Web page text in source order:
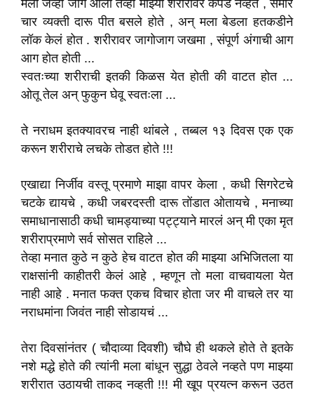
मला जेव्हा जाग आली तेव्हा माझ्या शरीरावर कपडे नव्हते , समोर
चार व्यक्ती दारू पीत बसले होते , अन् मला बेडला हतकडीने
लॉक केलं होत . शरीरावर जागोजाग जखमा , संपूर्ण अंगाची आग
आग होत होती ...
स्वतःच्या शरीराची इतकी किळस येत होती की वाटत होत ...
ओतू तेल अन् फुकुन घेवू स्वतःला ...
ते नराधम इतक्यावरच नाही थांबले , तब्बल १३ दिवस एक एक
करून शरीराचे लचके तोडत होते !!!
एखाद्या निर्जीव वस्तू प्रमाणे माझा वापर केला , कधी सिगरेटचे
चटके द्यायचे , कधी जबरदस्ती दारू तोंडात ओतायचे , मनाच्या
समाधानासाठी कधी चामड्याच्या पट्ट्याने मारलं अन् मी एका मृत
शरीराप्रमाणे सर्व सोसत राहिले ...
तेव्हा मनात कुठे न कुठे हेच वाटत होत की माझ्या अभिजितला या
राक्षसांनी काहीतरी केलं आहे , म्हणून तो मला वाचवायला येत
नाही आहे . मनात फक्त एकच विचार होता जर मी वाचले तर या
नराधमांना जिवंत नाही सोडायचं ...
तेरा दिवसांनंतर ( चौदाव्या दिवशी) चौघे ही थकले होते ते इतके
नशे मद्धे होते की त्यांनी मला बांधून सुद्धा ठेवले नव्हते पण माझ्या
शरीरात उठायची ताकद नव्हती !!! मी खूप प्रयत्न करून उठत